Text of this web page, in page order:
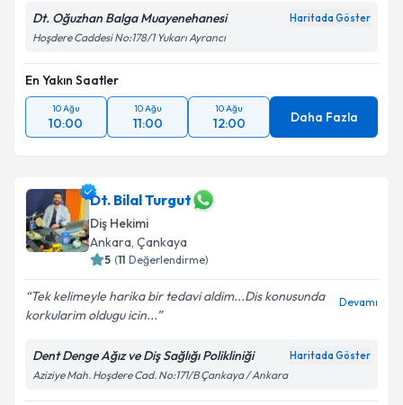
kapsamda işlenmesini kabul ediyorum.
Dt. Oğuzhan Balga Muayenehanesi Haritada Göster
Hoşdere Caddesi No:178/1 Yukarı Ayrancı
En Yakın Saatler
10 Ağu
10:00
10 Ağu
11:00
10 Ağu
12:00 Daha Fazla
Dt. Bilal Turgut
Diş Hekimi
Ankara, Çankaya
5 (11 Değerlendirme)
Tek kelimeyle harika bir tedavi aldim...Dis konusunda
korkularim oldugu icin...
Devamı
Dent Denge Ağız ve Diş Sağlığı Polikliniği Haritada Göster
Aziziye Mah. Hoşdere Cad. No:171/B Çankaya / Ankara